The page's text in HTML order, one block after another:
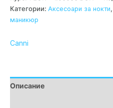
Категории: Аксесоари за нокти,
маникюр
Canni
Описание